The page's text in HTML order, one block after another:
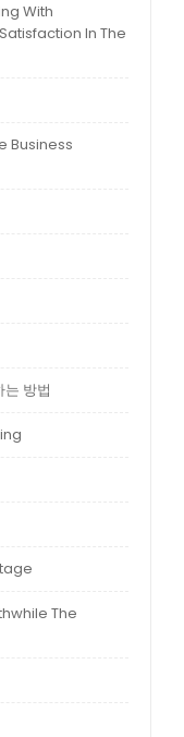
With
In The
Business
방법
The